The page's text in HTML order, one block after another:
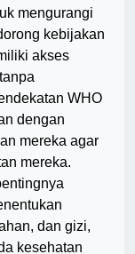
mengurangi
kebijakan
akses
WHO
dengan
mereka agar
mereka.
dan gizi,
kesehatan